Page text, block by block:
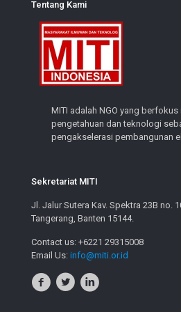
Tentang Kami
MITI adalah NGO yang
pengetahuan dan teknologi
pengakselerasi pembangunan
Sekretariat MITI
Jl. Jalur Sutera Kav. Spektra 23B no.
Tangerang, Banten 15144.
Contact us: +6221 29315008
Email Us: info@miti.or.id